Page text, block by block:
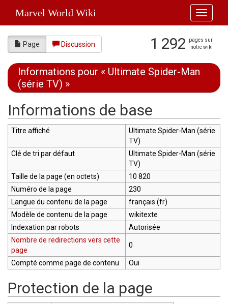
Toggle
Marvel World Wiki
Page Discussion 1 292
pages sur
notre wiki
Informations pour « Ultimate Spider-Man
(série TV) »
Informations de base
Titre affiché
Ultimate Spider-Man (série
TV)
Clé de tri par défaut
Ultimate Spider-Man (série
TV)
Taille de la page (en octets)
10 820
Numéro de la page
230
Langue du contenu de la page
français (fr)
Modèle de contenu de la page
wikitexte
Indexation par robots
Autorisée
Nombre de redirections vers cette
page
0
Compté comme page de contenu Oui
Protection de la page